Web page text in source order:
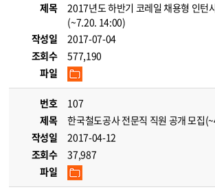
제목
2017년도 하반기 코레일 채용형 인턴
(~7.20. 14:00)
작성일
2017-07-04
조회수
577,190
파일
번호
107
제목
한국철도공사 전문직 직원 공개 모집
작성일
2017-04-12
조회수
37,987
파일